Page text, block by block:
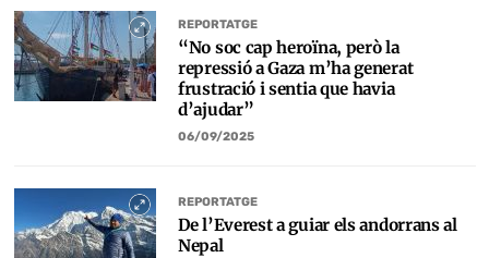
REPORTATGE
“No soc cap heroïna, però la
repressió a Gaza m’ha generat
frustració i sentia que havia
d’ajudar”
06/09/2025
REPORTATGE
De l’Everest a guiar els andorrans al
Nepal